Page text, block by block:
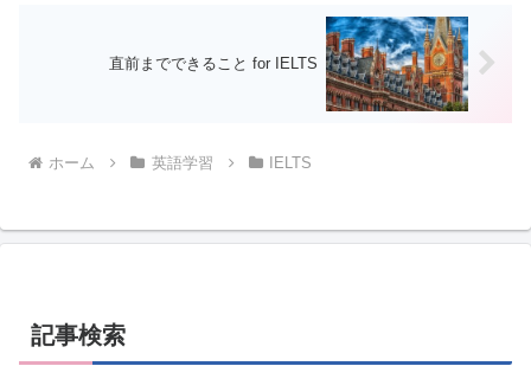
直前までできること for IELTS
ホーム 英語学習 IELTS
記事検索